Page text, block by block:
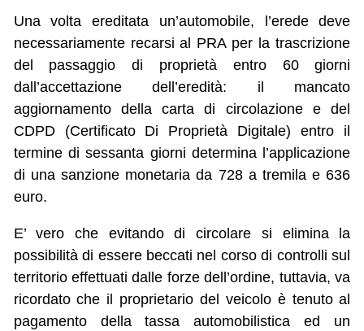
Una volta ereditata un’automobile, l’erede deve
necessariamente recarsi al PRA per la trascrizione
del passaggio di proprietà entro 60 giorni
dall’accettazione dell’eredità: il mancato
aggiornamento della carta di circolazione e del
CDPD (Certificato Di Proprietà Digitale) entro il
termine di sessanta giorni determina l’applicazione
di una sanzione monetaria da 728 a tremila e 636
euro.
E’ vero che evitando di circolare si elimina la
possibilità di essere beccati nel corso di controlli sul
territorio effettuati dalle forze dell’ordine, tuttavia, va
ricordato che il proprietario del veicolo è tenuto al
pagamento della tassa automobilistica ed un